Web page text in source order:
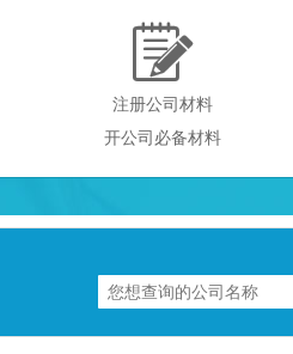

注册公司材料
开公司必备材料